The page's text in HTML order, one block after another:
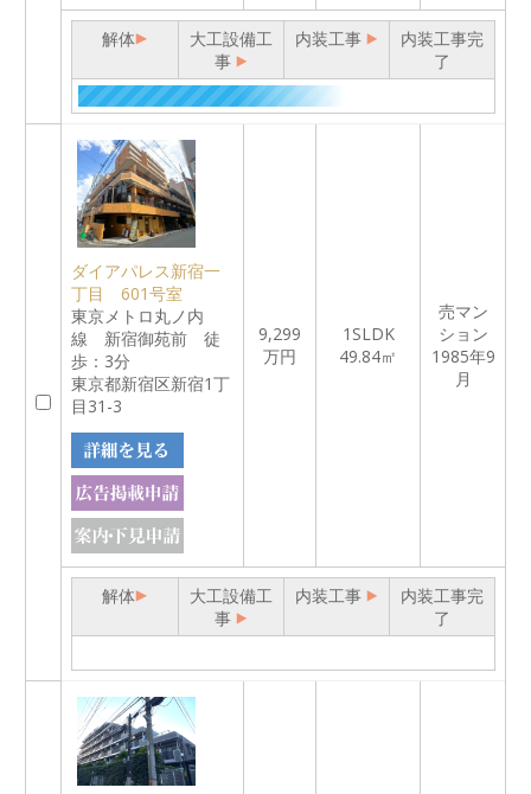
解体
大工設備工
事
内装工事
内装工事完
了
ダイアパレス新宿一
丁目 601号室
東京メトロ丸ノ内
線 新宿御苑前 徒
歩：3分
東京都新宿区新宿1丁
目31-3
9,299
万円
1SLDK
49.84㎡
売マン
ション
1985年9
月
解体
大工設備工
事
内装工事
内装工事完
了